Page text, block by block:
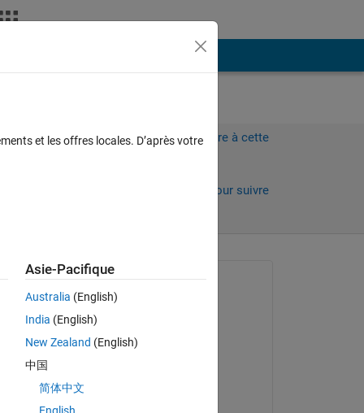
Connectez-vous pour répondre à cette
Connectez-vous pour suivre
MB
le 1 Oct 2020
le 1 Oct 2020
et les offres locales. D’après votre
Asie-Pacifique
Australia (English)
India (English)
New Zealand (English)
中国
简体中文